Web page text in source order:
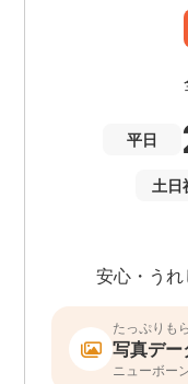
平日
土日
安心・う
たっぷりも
写真デ
ニューボー